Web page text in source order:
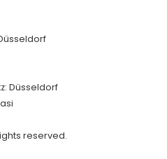
Düsseldorf
reserved.